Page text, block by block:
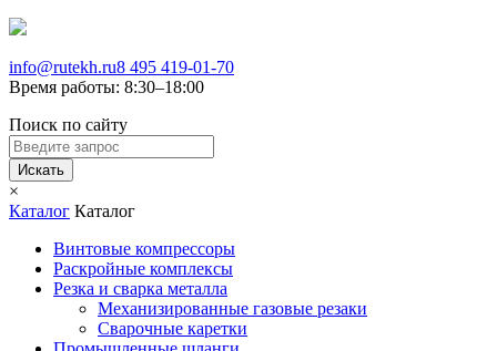
info@rutekh.ru8 495 419-01-70
Время работы: 8:30–18:00
Поиск по сайту
Искать
×
Каталог Каталог
Винтовые компрессоры
Раскройные комплексы
Резка и сварка металла
Механизированные газовые резаки
Сварочные каретки